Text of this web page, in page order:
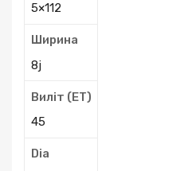
5×112
Ширина
8j
Виліт (ЕТ)
45
Dia